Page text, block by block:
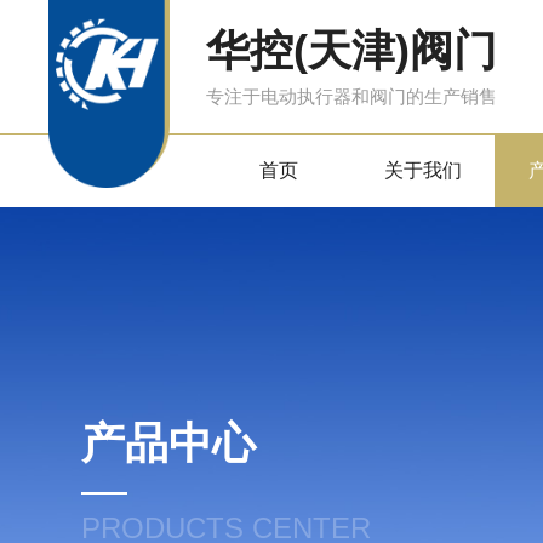
华控(天津)阀门
专注于电动执行器和阀门的生产销售
首页 关于我们
产品中心
PRODUCTS CENTER